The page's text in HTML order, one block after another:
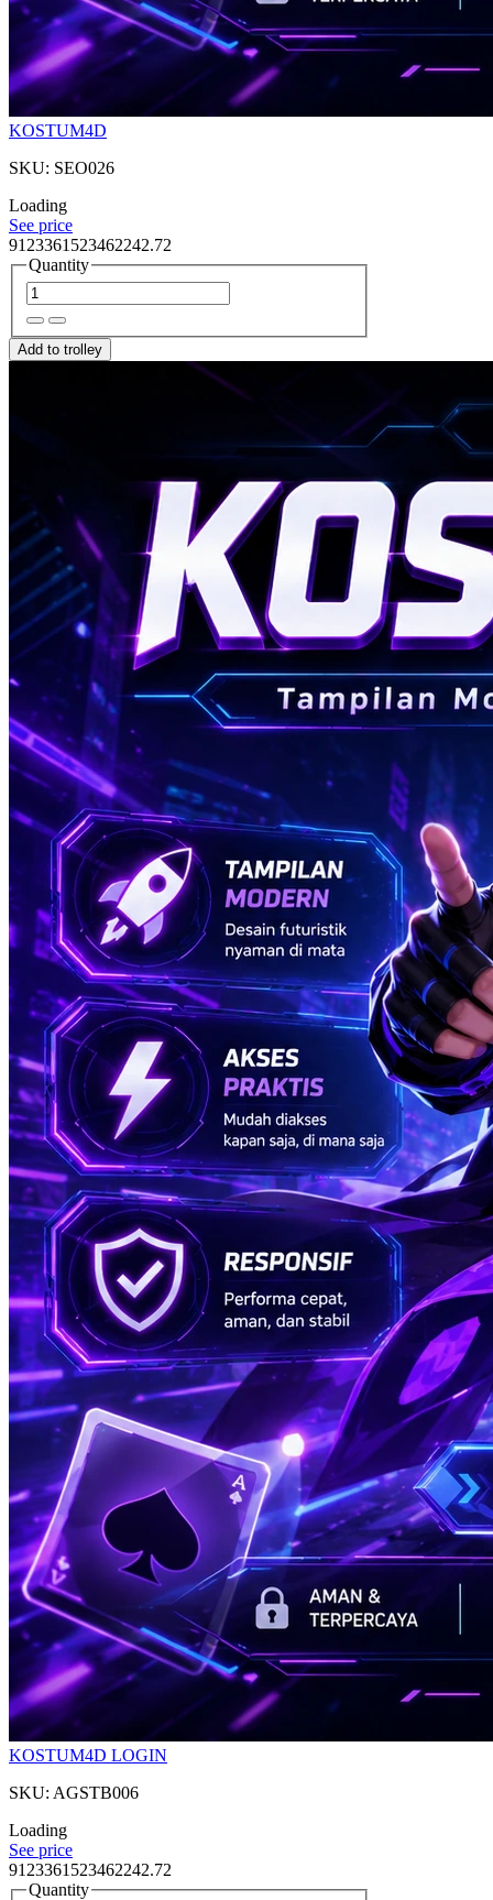
KOSTUM4D
SKU: SEO026
Loading
See price
9123361523462242.72
Quantity
Add to trolley
KOSTUM4D LOGIN
SKU: AGSTB006
Loading
See price
9123361523462242.72
Quantity